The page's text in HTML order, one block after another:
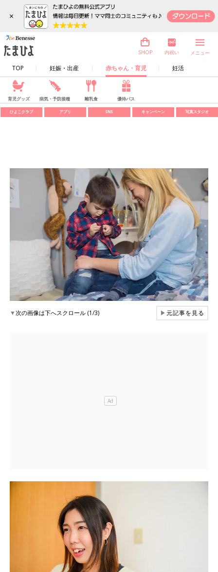
×
TOP 妊娠・出産 赤ちゃん・育児 妊活
SHOP 内祝い メニュー
育児グッズ 病気・予防接種 離乳食 優待パス
ひよこクラブ アプリ SNS キャンペーン 写真スタジオ
▼次の画像は下へスクロール (1/3) ▶元記事を見る